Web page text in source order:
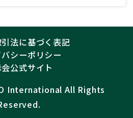
法に基づく表記
シーポリシー
公式サイト
International All Rights